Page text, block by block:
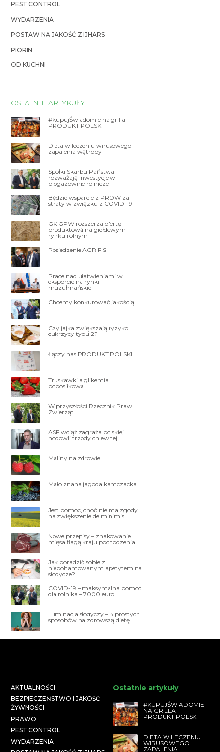
PEST CONTROL
WYDARZENIA
POSTAW NA JAKOŚĆ Z IJHARS
PIORIN
OD KUCHNI
OSTATNIE ARTYKUŁY
#KupujŚwiadomie na grilla –
PRODUKT POLSKI
Dieta w leczeniu wirusowego
zapalenia wątroby
Spółki Skarbu Państwa
rozważają inwestycje w
biogazownie rolnicze
Będzie wsparcie z PROW za
straty w związku z COVID-19
GK GPW rozszerza ofertę
produktową na giełdowym
rynku rolnym
Posiedzenie AGRIFISH
Prace nad ułatwieniami w
eksporcie na rynki
muzułmańskie
Chcemy konkurować jakością
Czy jajka zwiększają ryzyko
cukrzycy typu 2?
Łączy nas PRODUKT POLSKI
Truskawki a glikemia
poposiłkowa
W przyszłości Rzecznik Praw
Zwierząt
ASF wciąż zagraża polskiej
hodowli trzody chlewnej
Maliny na zdrowie
Mało znana jagoda kamczacka
Jest pomoc, choć nie ma zgody
na zwiększenie de minimis
Nowe przepisy – znakowanie
mięsa flagą kraju pochodzenia
Jak poradzić sobie z
niepohamowanym apetytem na
słodycze?
COVID-19 – maksymalna pomoc
dla rolnika – 7000 euro
Eliminacja słodyczy – 8 prostych
sposobów na zdrowszą dietę
AKTUALNOŚCI
BEZPIECZEŃSTWO I JAKOŚĆ
ŻYWNOŚCI
PRAWO
PEST CONTROL
WYDARZENIA
Ostatnie artykuły
#KUPUJŚWIADOMIE
NA GRILLA –
PRODUKT POLSKI
DIETA W LECZENIU
WIRUSOWEGO
ZAPALENIA